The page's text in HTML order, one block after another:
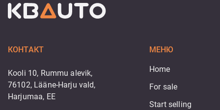
КОНТАКТ
Kooli 10, Rummu alevik,
76102, Lääne-Harju vald,
Harjumaa, EE
МЕНЮ
Home
For sale
Start selling